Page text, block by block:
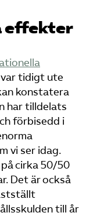
effekter
tidigt ute
konstatera
har tilldelats
förbisedd i
vi ser idag.
på cirka 50/50
Det är också
till år